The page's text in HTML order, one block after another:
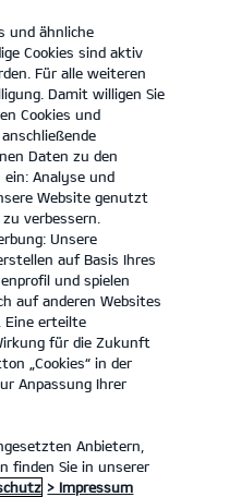
KONTAKT
Konfigurator
Stonic.
Weg.
und ähnliche
Cookies sind aktiv
Für alle weiteren
Damit willigen Sie
Cookies und
Daten zu den
Analyse und
Website genutzt
verbessern.
Unsere
auf Basis Ihres
und spielen
auf anderen Websites
Eine erteilte
für die Zukunft
„Cookies“ in der
Anpassung Ihrer
Anbietern,
finden Sie in unserer
> Impressum